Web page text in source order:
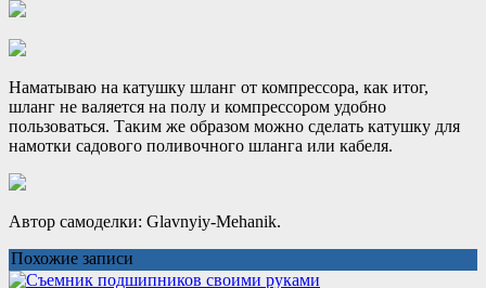
Наматываю на катушку шланг от компрессора, как итог,
шланг не валяется на полу и компрессором удобно
пользоваться. Таким же образом можно сделать катушку для
намотки садового поливочного шланга или кабеля.
Автор самоделки: Glavnyiy-Mehanik.
Похожие записи